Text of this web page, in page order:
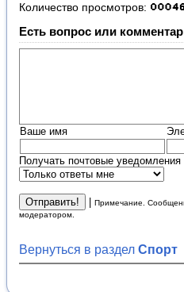
Количество просмотров:
Есть вопрос или
Ваше имя
Получать почтовые уведомления
Примечание.
модератором.
Вернуться в раздел Спорт